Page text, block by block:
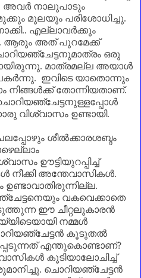
അവർ നാലുപാടും
മുക്കും മൂലയും പരിശോധിച്ചു.
എല്ലാവർക്കും
ആരും അത് പുറമേക്ക്
ഒരു
മാത്രമല്ല അയാൾ
ഇവിടെ യാതൊന്നും
നിങ്ങൾക്ക് തോന്നിയതാണ്‌.
വിശ്വാസം ഉണ്ടായി.
ശീൽക്കാരശബ്ദം
ഊട്ടിയുറപ്പിച്ച്
നീക്കി അന്തേവാസികൾ.
വകവെക്കാതെ
ഈ ചീറ്റലുകാരൻ
നമ്മൾ
കൂടുതൽ
എന്തുകൊണ്ടാണ്‌?
കൂടിയാലോചിച്ച്
ചൊറിയഞ്ചേട്ടൻ